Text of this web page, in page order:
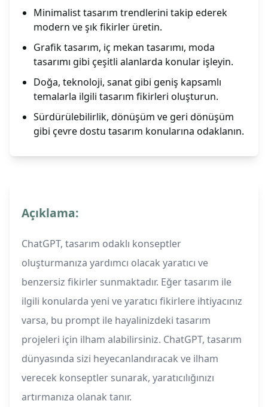
Minimalist tasarım trendlerini takip ederek
modern ve şık fikirler üretin.
Grafik tasarım, iç mekan tasarımı, moda
tasarımı gibi çeşitli alanlarda konular işleyin.
Doğa, teknoloji, sanat gibi geniş kapsamlı
temalarla ilgili tasarım fikirleri oluşturun.
Sürdürülebilirlik, dönüşüm ve geri dönüşüm
gibi çevre dostu tasarım konularına odaklanın.
Açıklama:
ChatGPT, tasarım odaklı konseptler
oluşturmanıza yardımcı olacak yaratıcı ve
benzersiz fikirler sunmaktadır. Eğer tasarım ile
ilgili konularda yeni ve yaratıcı fikirlere ihtiyacınız
varsa, bu prompt ile hayalinizdeki tasarım
projeleri için ilham alabilirsiniz. ChatGPT, tasarım
dünyasında sizi heyecanlandıracak ve ilham
verecek konseptler sunarak, yaratıcılığınızı
artırmanıza olanak tanır.